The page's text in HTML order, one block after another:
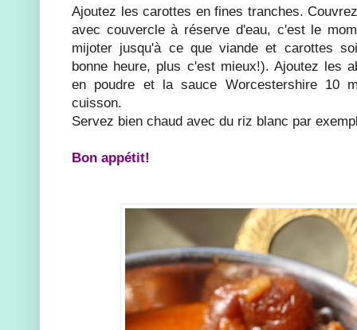
Ajoutez les carottes en fines tranches.
avec couvercle à réserve d'eau, c'est le
mijoter jusqu'à ce que viande et carottes
bonne heure, plus c'est mieux!). Ajoutez les
en poudre et la sauce Worcestershire 10
cuisson.
Servez bien chaud avec du riz blanc par
Bon appétit!